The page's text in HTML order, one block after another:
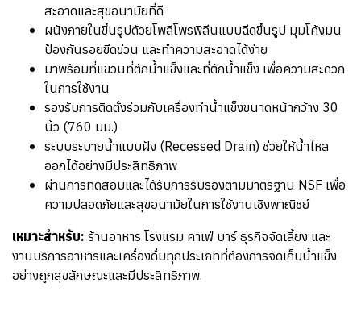
สะอาดและสุขอนามัยที่ดี
ผนังภายในขึ้นรูปด้วยโพลีโพรพิลีนแบบฉีดขึ้นรูป มุมโค้งมน
ป้องกันรอยขีดข่วน และทำความสะอาดได้ง่าย
มาพร้อมที่แขวนที่ตักน้ำแข็งและที่ตักน้ำแข็ง เพื่อความสะดวก
ในการใช้งาน
รองรับการติดตั้งร่วมกับเครื่องทำน้ำแข็งขนาดหน้ากว้าง 30
นิ้ว (760 มม.)
ระบบระบายน้ำแบบฝัง (Recessed Drain) ช่วยให้น้ำไหล
ออกได้อย่างมีประสิทธิภาพ
ผ่านการทดสอบและได้รับการรับรองตามมาตรฐาน NSF เพื่อ
ความปลอดภัยและสุขอนามัยในการใช้งานเชิงพาณิชย์
เหมาะสำหรับ: ร้านอาหาร โรงแรม คาเฟ่ บาร์ ธุรกิจจัดเลี้ยง และ
งานบริการอาหารและเครื่องดื่มทุกประเภทที่ต้องการจัดเก็บน้ำแข็ง
อย่างถูกสุขลักษณะและมีประสิทธิภาพ.